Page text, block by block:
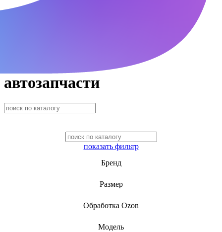
автозапчасти
показать фильтр
Бренд
Размер
Обработка Ozon
Модель